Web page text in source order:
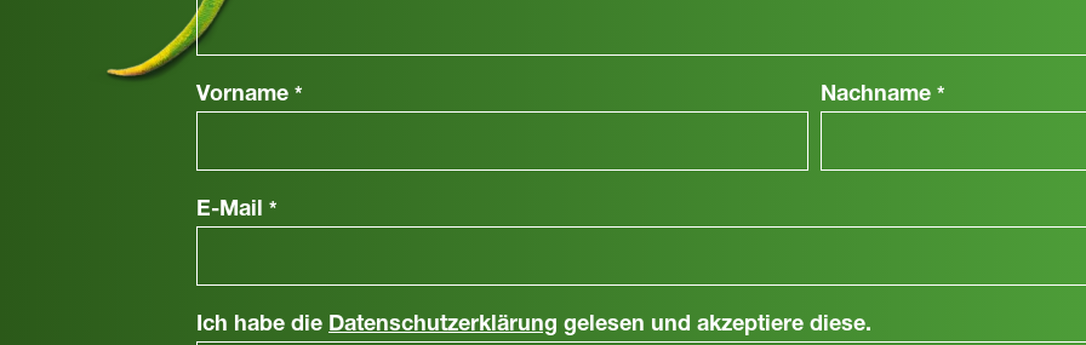
Vorname * Nachname *
E-Mail *
Ich habe die Datenschutzerklärung gelesen und akzeptiere diese.